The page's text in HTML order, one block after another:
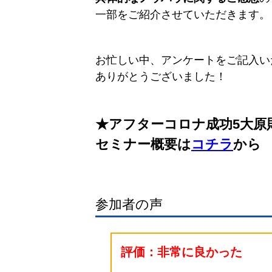
一部をご紹介させていただきます。
お忙しい中、アンケートをご記入
ありがとうございました！
★アフターコロナ成功5大原
セミナー概要はコチラから
参加者の声
評価：非常に良かった